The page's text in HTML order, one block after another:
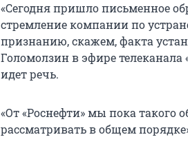
«Сегодня пришло письменное
стремление компании по
признанию, скажем, факта
Голомолзин в эфире телеканала
идет речь.
«От «Роснефти» мы пока такого
рассматривать в общем